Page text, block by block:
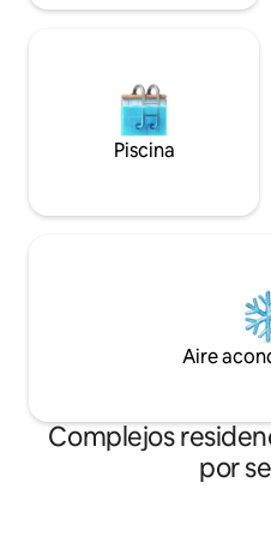
Piscina
Aire
Complejos
por